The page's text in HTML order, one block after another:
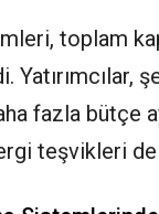
toplam
fazla bütçe
teşvikleri de